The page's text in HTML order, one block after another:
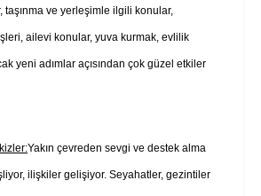
taşınma ve yerleşimle ilgili konular,
ailevi konular, yuva kurmak, evlilik
yeni adımlar açısından çok güzel etkiler
Yakın çevreden sevgi ve destek alma
ilişkiler gelişiyor. Seyahatler, gezintiler